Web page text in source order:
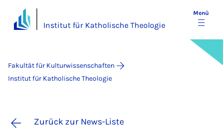
Institut für Katholische Theologie
Menü
Fakultät für Kulturwissenschaften
Institut für Katholische Theologie
Zurück zur News-Liste